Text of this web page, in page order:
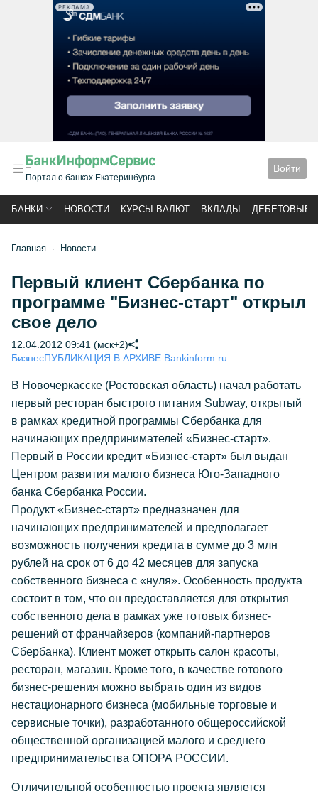
РЕКЛАМА
Портал о банках Екатеринбурга
Войти
БАНКИ НОВОСТИ КУРСЫ ВАЛЮТ ВКЛАДЫ ДЕБЕТОВЫЕ
Главная Новости
Первый клиент Сбербанка по
программе "Бизнес-старт" открыл
свое дело
12.04.2012 09:41 (мск+2)
БизнесПУБЛИКАЦИЯ В АРХИВЕ Bankinform.ru
В Новочеркасске (Ростовская область) начал работать
первый ресторан быстрого питания Subway, открытый
в рамках кредитной программы Сбербанка для
начинающих предпринимателей «Бизнес-старт».
Первый в России кредит «Бизнес-старт» был выдан
Центром развития малого бизнеса Юго-Западного
банка Сбербанка России.
Продукт «Бизнес-старт» предназначен для
начинающих предпринимателей и предполагает
возможность получения кредита в сумме до 3 млн
рублей на срок от 6 до 42 месяцев для запуска
собственного бизнеса с «нуля». Особенность продукта
состоит в том, что он предоставляется для открытия
собственного дела в рамках уже готовых бизнес-
решений от франчайзеров (компаний-партнеров
Сбербанка). Клиент может открыть салон красоты,
ресторан, магазин. Кроме того, в качестве готового
бизнес-решения можно выбрать один из видов
нестационарного бизнеса (мобильные торговые и
сервисные точки), разработанного общероссийской
общественной организацией малого и среднего
предпринимательства ОПОРА РОССИИ.
Отличительной особенностью проекта является